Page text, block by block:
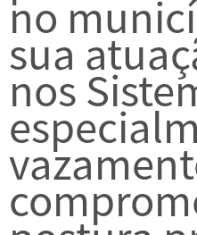
no
sua
nos